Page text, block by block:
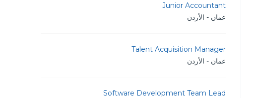
Junior Accountant
عمان - الأردن
Talent Acquisition Manager
عمان - الأردن
Software Development Team Lead